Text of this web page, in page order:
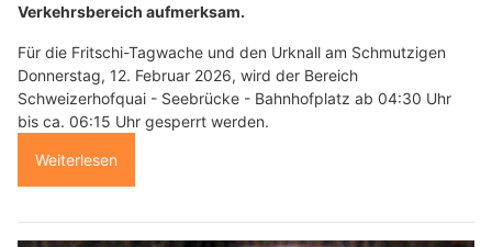
Verkehrsbereich aufmerksam.
Für die Fritschi-Tagwache und den Urknall am Schmutzigen
Donnerstag, 12. Februar 2026, wird der Bereich
Schweizerhofquai - Seebrücke - Bahnhofplatz ab 04:30 Uhr
bis ca. 06:15 Uhr gesperrt werden.
Weiterlesen